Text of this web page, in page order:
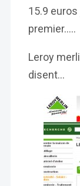
15.9
premier…..
Leroy
disent…